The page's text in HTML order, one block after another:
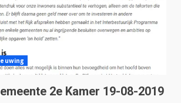
2e Kamer 19-08-2019